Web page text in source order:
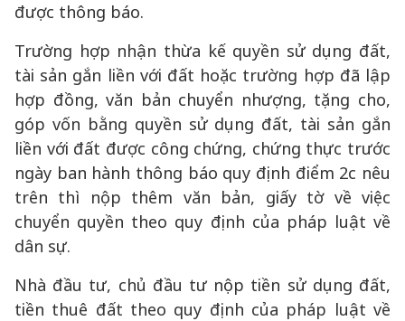
được thông báo.
Trường hợp nhận thừa kế quyền sử dụng đất,
tài sản gắn liền với đất hoặc trường hợp đã lập
hợp đồng, văn bản chuyển nhượng, tặng cho,
góp vốn bằng quyền sử dụng đất, tài sản gắn
liền với đất được công chứng, chứng thực trước
ngày ban hành thông báo quy định điểm 2c nêu
trên thì nộp thêm văn bản, giấy tờ về việc
chuyển quyền theo quy định của pháp luật về
dân sự.
Nhà đầu tư, chủ đầu tư nộp tiền sử dụng đất,
tiền thuê đất theo quy định của pháp luật về